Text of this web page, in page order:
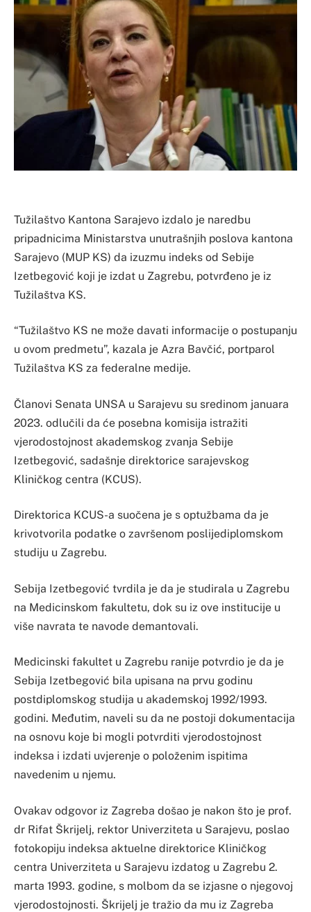
Tužilaštvo Kantona Sarajevo izdalo je naredbu
pripadnicima Ministarstva unutrašnjih poslova kantona
Sarajevo (MUP KS) da izuzmu indeks od Sebije
Izetbegović koji je izdat u Zagrebu, potvrđeno je iz
Tužilaštva KS.
“Tužilaštvo KS ne može davati informacije o postupanju
u ovom predmetu”, kazala je Azra Bavčić, portparol
Tužilaštva KS za federalne medije.
Članovi Senata UNSA u Sarajevu su sredinom januara
2023. odlučili da će posebna komisija istražiti
vjerodostojnost akademskog zvanja Sebije
Izetbegović, sadašnje direktorice sarajevskog
Kliničkog centra (KCUS).
Direktorica KCUS-a suočena je s optužbama da je
krivotvorila podatke o završenom poslijediplomskom
studiju u Zagrebu.
Sebija Izetbegović tvrdila je da je studirala u Zagrebu
na Medicinskom fakultetu, dok su iz ove institucije u
više navrata te navode demantovali.
Medicinski fakultet u Zagrebu ranije potvrdio je da je
Sebija Izetbegović bila upisana na prvu godinu
postdiplomskog studija u akademskoj 1992/1993.
godini. Međutim, naveli su da ne postoji dokumentacija
na osnovu koje bi mogli potvrditi vjerodostojnost
indeksa i izdati uvjerenje o položenim ispitima
navedenim u njemu.
Ovakav odgovor iz Zagreba došao je nakon što je prof.
dr Rifat Škrijelj, rektor Univerziteta u Sarajevu, poslao
fotokopiju indeksa aktuelne direktorice Kliničkog
centra Univerziteta u Sarajevu izdatog u Zagrebu 2.
marta 1993. godine, s molbom da se izjasne o njegovoj
vjerodostojnosti. Škrijelj je tražio da mu iz Zagreba